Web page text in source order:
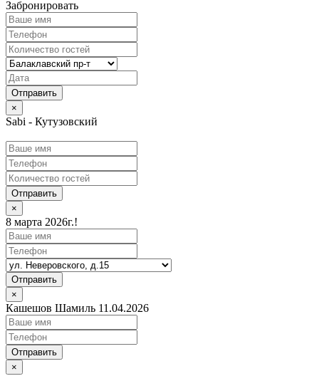
Забронировать
×
Sabi - Кутузовский
Отправить
×
8 марта 2026г.!
Отправить
×
Кашешов Шамиль 11.04.2026
Отправить
×